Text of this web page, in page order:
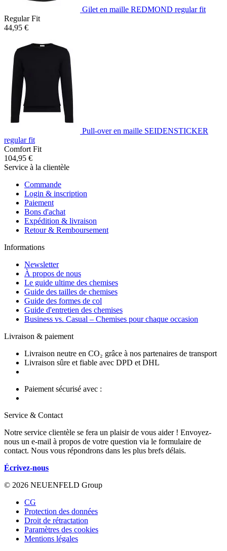
Gilet en maille REDMOND regular fit
Regular Fit
44,95 €
Pull-over en maille SEIDENSTICKER
regular fit
Comfort Fit
104,95 €
Service à la clientèle
Commande
Login & inscription
Paiement
Bons d'achat
Expédition & livraison
Retour & Remboursement
Informations
Newsletter
À propos de nous
Le guide ultime des chemises
Guide des tailles de chemises
Guide des formes de col
Guide d'entretien des chemises
Business vs. Casual – Chemises pour chaque occasion
Livraison & paiement
Livraison neutre en CO₂ grâce à nos partenaires de transport
Livraison sûre et fiable avec DPD et DHL
Paiement sécurisé avec :
Service & Contact
Notre service clientèle se fera un plaisir de vous aider ! Envoyez-
nous un e-mail à propos de votre question via le formulaire de
contact. Nous vous répondrons dans les plus brefs délais.
Écrivez-nous
© 2026 NEUENFELD Group
CG
Protection des données
Droit de rétractation
Paramètres des cookies
Mentions légales